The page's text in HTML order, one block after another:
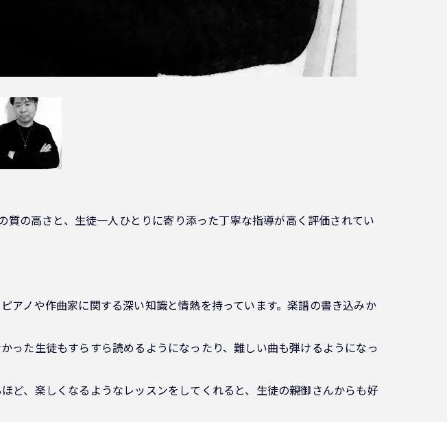
の高さと、生徒一人ひとりに寄り添った丁寧な指導が高く評価されてい
ノや作曲家に関する深い知識と情熱を持っています。楽譜の書き込みか
った生徒もすらすら読めるようになったり、難しい曲も弾けるようになっ
ど、楽しくなるようなレッスンをしてくれると、生徒の親御さんからも好